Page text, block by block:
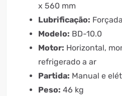
x 560 mm
Lubrificação:
Modelo: BD-10.0
Motor: Horizontal,
refrigerado a ar
Partida: Manual e
Peso: 46 kg